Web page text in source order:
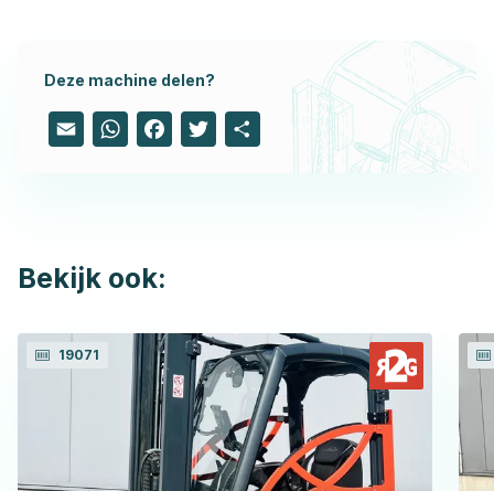
Deze machine delen?
Email WhatsAppFacebook
Twitter
Bekijk ook:
19071